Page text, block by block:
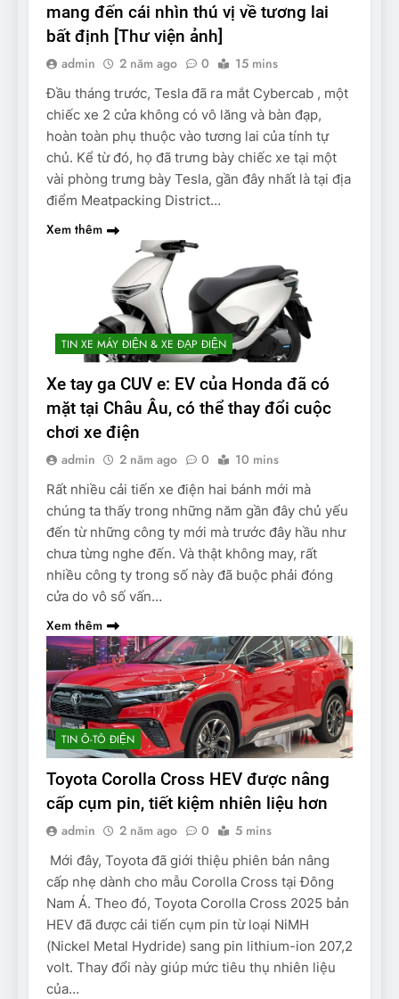
mang đến cái nhìn thú vị về tương lai
bất định [Thư viện ảnh]
admin 2 năm ago 0 15 mins
Đầu tháng trước, Tesla đã ra mắt Cybercab , một
chiếc xe 2 cửa không có vô lăng và bàn đạp,
hoàn toàn phụ thuộc vào tương lai của tính tự
chủ. Kể từ đó, họ đã trưng bày chiếc xe tại một
vài phòng trưng bày Tesla, gần đây nhất là tại địa
điểm Meatpacking District…
Xem thêm
TIN XE MÁY ĐIỆN & XE ĐẠP ĐIỆN
Xe tay ga CUV e: EV của Honda đã có
mặt tại Châu Âu, có thể thay đổi cuộc
chơi xe điện
admin 2 năm ago 0 10 mins
Rất nhiều cải tiến xe điện hai bánh mới mà
chúng ta thấy trong những năm gần đây chủ yếu
đến từ những công ty mới mà trước đây hầu như
chưa từng nghe đến. Và thật không may, rất
nhiều công ty trong số này đã buộc phải đóng
cửa do vô số vấn…
Xem thêm
TIN Ô-TÔ ĐIỆN
Toyota Corolla Cross HEV được nâng
cấp cụm pin, tiết kiệm nhiên liệu hơn
admin 2 năm ago 0 5 mins
Mới đây, Toyota đã giới thiệu phiên bản nâng
cấp nhẹ dành cho mẫu Corolla Cross tại Đông
Nam Á. Theo đó, Toyota Corolla Cross 2025 bản
HEV đã được cải tiến cụm pin từ loại NiMH
(Nickel Metal Hydride) sang pin lithium-ion 207,2
volt. Thay đổi này giúp mức tiêu thụ nhiên liệu
của…